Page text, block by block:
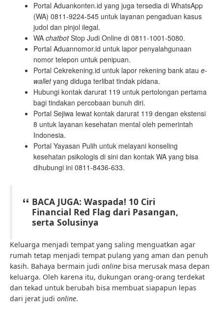
Portal Aduankonten.id yang juga tersedia di WhatsApp
(WA) 0811-9224-545 untuk layanan pengaduan kasus
judol dan pinjol ilegal.
WA chatbotStop Judi Online di 0811-1001-5080.
Portal Aduannomor.id untuk lapor penyalahgunaan
nomor telepon untuk penipuan.
Portal Cekrekening.id untuk lapor rekening bank atau e-
walletyang diduga terlibat tindak pidana.
Hubungi kontak darurat 119 untuk pertolongan pertama
bagi tindakan percobaan bunuh diri.
Portal Sejiwa lewat kontak darurat 119 dengan ekstensi
8 untuk layanan kesehatan mental oleh pemerintah
Indonesia.
Portal Yayasan Pulih untuk melayani konseling
kesehatan psikologis di sini dan kontak WA yang bisa
dihubungi ini 0811-8436-633.
BACA JUGA: Waspada! 10 Ciri
Financial Red Flag dari Pasangan,
serta Solusinya
Keluarga menjadi tempat yang saling menguatkan agar
rumah tetap menjadi tempat pulang yang aman dan penuh
kasih. Bahaya bermain judi online bisa merusak masa depan
keluarga. Oleh karena itu, dukungan orang-orang terdekat
dan tekad untuk berubah bisa membuat siapapun lepas
dari jerat judi online.